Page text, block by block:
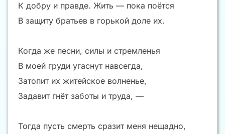
К добру и правде. Жить — пока поётся
В защиту братьев в горькой доле их.
Когда же песни, силы и стремленья
В моей груди угаснут навсегда,
Затопит их житейское волненье,
Задавит гнёт заботы и труда, —
Тогда пусть смерть сразит меня нещадно,